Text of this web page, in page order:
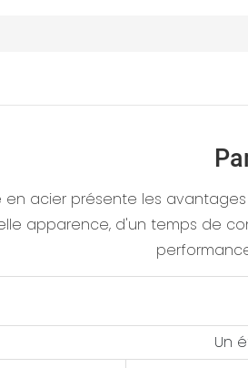
acier présente les
apparence, d'un temps de
Un